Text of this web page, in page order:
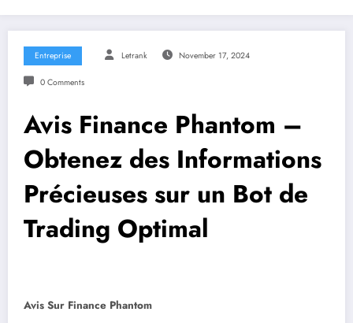
Entreprise Letrank November 17, 2024
0 Comments
Avis Finance Phantom –
Obtenez des Informations
Précieuses sur un Bot de
Trading Optimal
Avis Sur Finance Phantom